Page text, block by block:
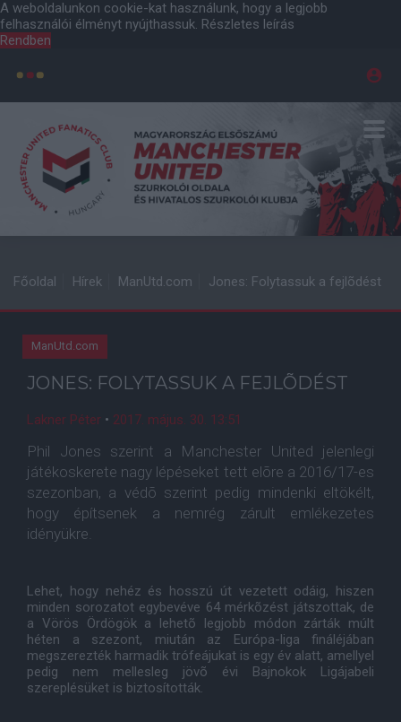
A weboldalunkon cookie-kat használunk, hogy a legjobb
felhasználói élményt nyújthassuk. Részletes leírás
Rendben
Főoldal Hírek ManUtd.com Jones: Folytassuk a fejlõdést
ManUtd.com
JONES: FOLYTASSUK A FEJLÕDÉST
Lakner Péter • 2017. május. 30. 13:51
Phil Jones szerint a Manchester United jelenlegi
játékoskerete nagy lépéseket tett elõre a 2016/17-es
szezonban, a védõ szerint pedig mindenki eltökélt,
hogy építsenek a nemrég zárult emlékezetes
idényükre.
Lehet, hogy nehéz és hosszú út vezetett odáig, hiszen
minden sorozatot egybevéve 64 mérkõzést játszottak, de
a Vörös Ördögök a lehetõ legjobb módon zárták múlt
héten a szezont, miután az Európa-liga fináléjában
megszerezték harmadik trófeájukat is egy év alatt, amellyel
pedig nem mellesleg jövõ évi Bajnokok Ligájabeli
szereplésüket is biztosították.